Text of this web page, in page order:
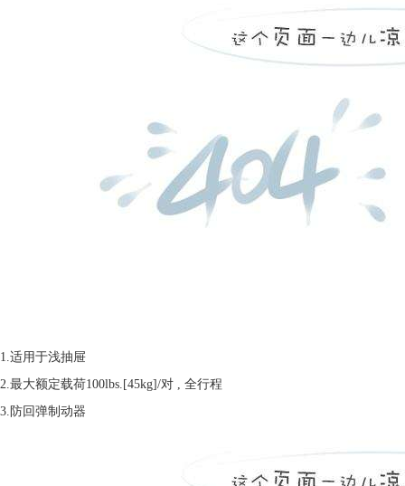
1.适用于浅抽屉
2.最大额定载荷100lbs.[45kg]/对 , 全行程
3.防回弹制动器